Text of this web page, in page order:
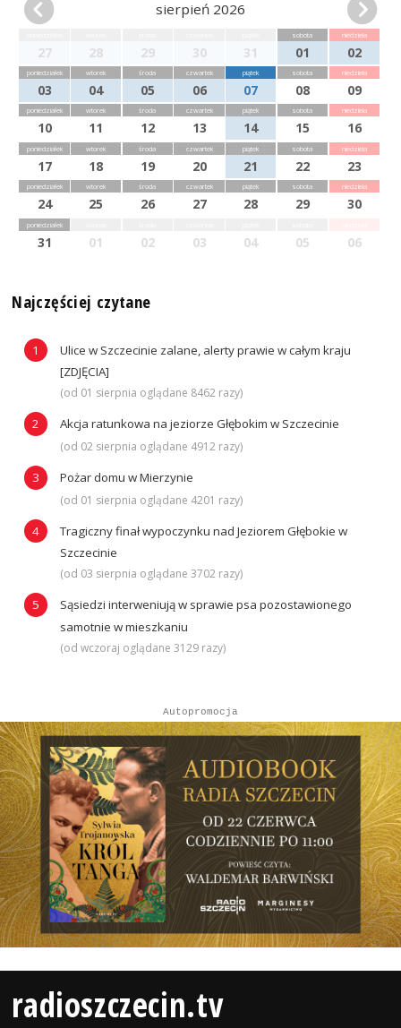
sierpień 2026
27 28 29 30 31
sobota
01
niedziela
02
poniedziałek
03
wtorek
04
środa
05
czwartek
06
piątek
07
sobota
08
niedziela
09
poniedziałek
10
wtorek
11
środa
12
czwartek
13
piątek
14
sobota
15
niedziela
16
poniedziałek
17
wtorek
18
środa
19
czwartek
20
piątek
21
sobota
22
niedziela
23
poniedziałek
24
wtorek
25
środa
26
czwartek
27
piątek
28
sobota
29
niedziela
30
poniedziałek
31 01 02 03 04 05 06
Najczęściej czytane
Ulice w Szczecinie zalane, alerty prawie w całym kraju
[ZDJĘCIA]
(od 01 sierpnia oglądane 8462 razy)
Akcja ratunkowa na jeziorze Głębokim w Szczecinie
(od 02 sierpnia oglądane 4912 razy)
Pożar domu w Mierzynie
(od 01 sierpnia oglądane 4201 razy)
Tragiczny finał wypoczynku nad Jeziorem Głębokie w
Szczecinie
(od 03 sierpnia oglądane 3702 razy)
Sąsiedzi interweniują w sprawie psa pozostawionego
samotnie w mieszkaniu
(od wczoraj oglądane 3129 razy)
Autopromocja
radioszczecin.tv